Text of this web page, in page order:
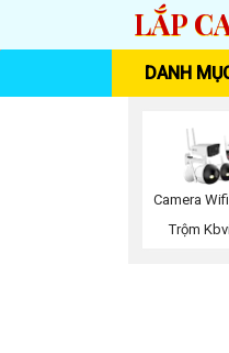
LẮP
DANH
Camera
Trộm